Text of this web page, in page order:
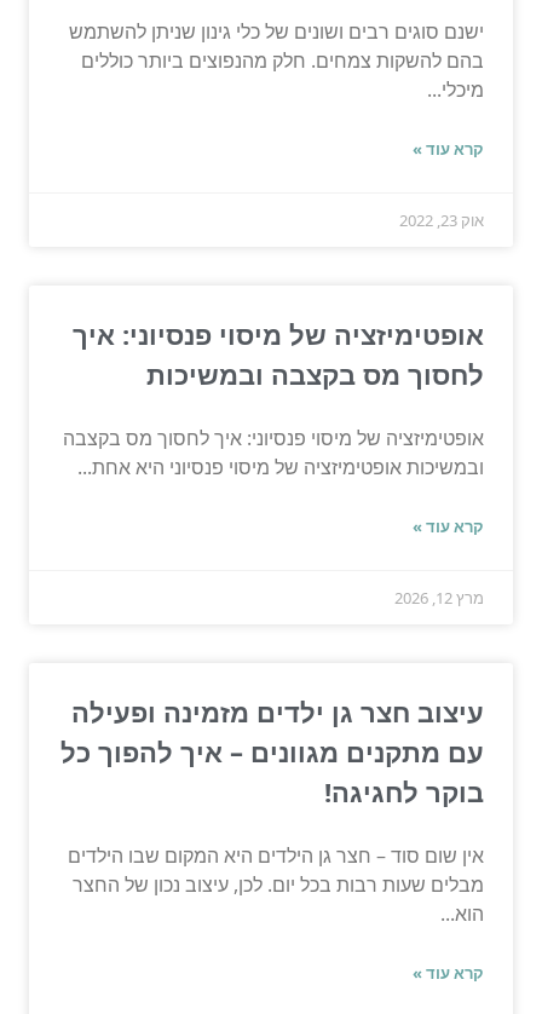
ישנם סוגים רבים ושונים של כלי גינון שניתן להשתמש
בהם להשקות צמחים. חלק מהנפוצים ביותר כוללים
מיכלי...
קרא עוד »
אוק 23, 2022
אופטימיזציה של מיסוי פנסיוני: איך
לחסוך מס בקצבה ובמשיכות
אופטימיזציה של מיסוי פנסיוני: איך לחסוך מס בקצבה
ובמשיכות אופטימיזציה של מיסוי פנסיוני היא אחת...
קרא עוד »
מרץ 12, 2026
עיצוב חצר גן ילדים מזמינה ופעילה
עם מתקנים מגוונים – איך להפוך כל
בוקר לחגיגה!
אין שום סוד – חצר גן הילדים היא המקום שבו הילדים
מבלים שעות רבות בכל יום. לכן, עיצוב נכון של החצר
הוא...
קרא עוד »